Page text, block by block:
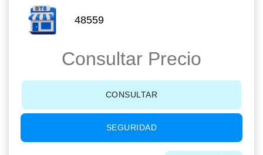
48559
Consultar Precio
CONSULTAR
SEGURIDAD